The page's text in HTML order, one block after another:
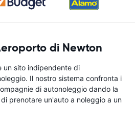
di Newton
un sito indipendente di
Il nostro sistema confronta i
di autonoleggio dando la
prenotare un'auto a noleggio a un